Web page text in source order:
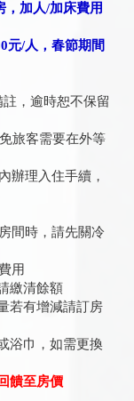
，加人/加床費用
元/人，春節期間
，逾時恕不保留
旅客需要在外等
理入住手續，
間時，請先關冷
用
繳清餘額
若有增減請訂房
浴巾，如需更換
饋至房價